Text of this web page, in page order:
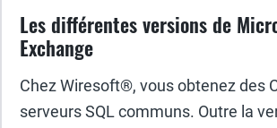
Les différentes versions de
Exchange
Chez Wiresoft®, vous obtenez des
serveurs SQL communs. Outre la